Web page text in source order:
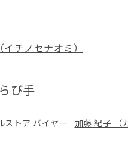
チノセナオミ）
び手
ストア バイヤー
加藤 紀子 （